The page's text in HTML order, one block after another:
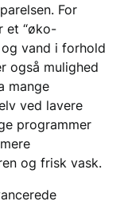
For
et “øko-
vand i forhold
også mulighed
mange
ved lavere
programmer
og frisk vask.